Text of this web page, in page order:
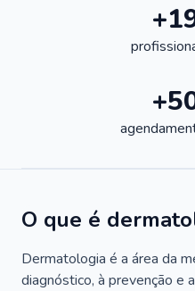
O que é
Dermatologia é a área da
diagnóstico, à prevenção e